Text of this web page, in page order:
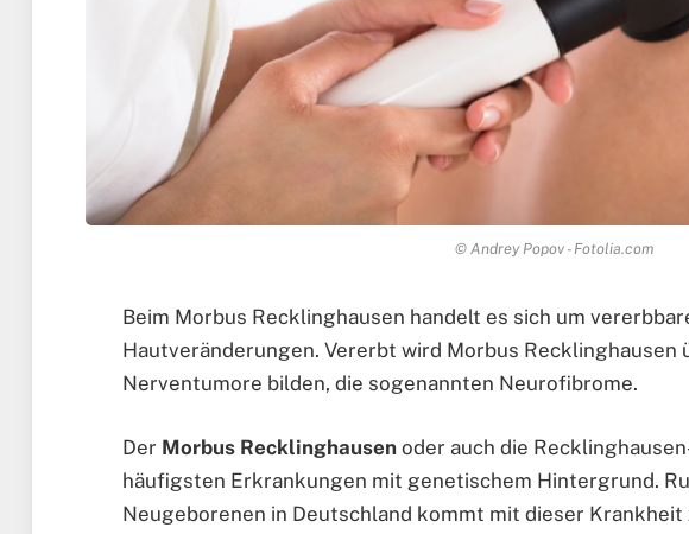
© Andrey Popov - Fotolia.com
Beim Morbus Recklinghausen handelt es sich um
Hautveränderungen. Vererbt wird Morbus Recklinghausen
Nerventumore bilden, die sogenannten Neurofibrome.
Der Morbus Recklinghausen oder auch die
häufigsten Erkrankungen mit genetischem Hintergrund.
Neugeborenen in Deutschland kommt mit dieser Krankheit